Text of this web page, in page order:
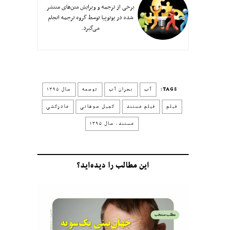
برخی از ترجمه و ویرایش متن‌های منتشر
شده در یوتوپیا توسط گروه ترجمه انجام
می‌گیرد.
TAGS: آب بحران آب توسعه سال ۱۳۹۵
فیلم فیلم مستند کمیلِ سوهانی مادرکشی
مستند، سال ۱۳۹۵
این مطالب را دیده‌اید؟